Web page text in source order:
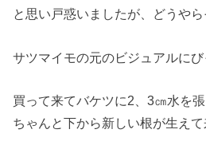
と思い戸惑いましたが、どうやら
サツマイモの元のビジュアルにび
買って来てバケツに2、3㎝水を
ちゃんと下から新しい根が生えて